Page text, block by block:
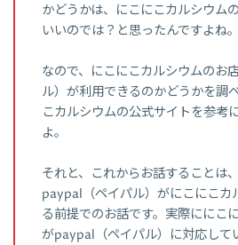
かどうかは、にこにこカルシウム
いいのでは？と思ったんですよね。
なので、にこにこカルシウムのお
ル）が利用できるのかどうかを調
こカルシウムの公式サイトを参考
よ。
それと、これからお話することは
paypal（ペイパル）がにこにこカ
る前提でのお話です。実際ににこ
がpaypal（ペイパル）に対応して